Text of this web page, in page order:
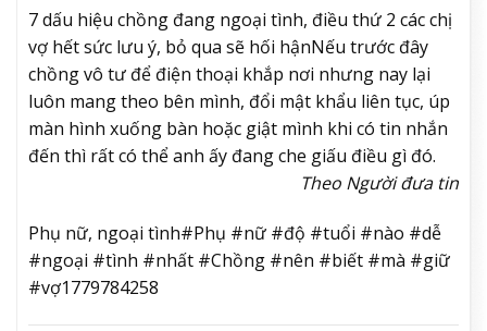
7 dấu hiệu chồng đang ngoại tình, điều thứ 2 các chị
vợ hết sức lưu ý, bỏ qua sẽ hối hậnNếu trước đây
chồng vô tư để điện thoại khắp nơi nhưng nay lại
luôn mang theo bên mình, đổi mật khẩu liên tục, úp
màn hình xuống bàn hoặc giật mình khi có tin nhắn
đến thì rất có thể anh ấy đang che giấu điều gì đó.
Theo Người đưa tin
Phụ nữ, ngoại tình#Phụ #nữ #độ #tuổi #nào #dễ
#ngoại #tình #nhất #Chồng #nên #biết #mà #giữ
#vợ1779784258